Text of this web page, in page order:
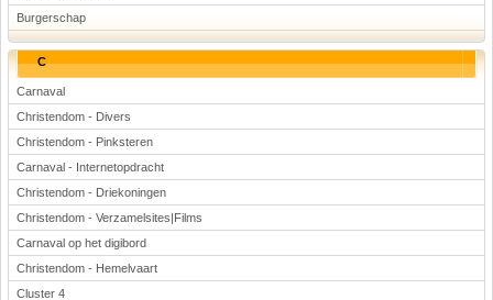
Burgerschap
C
Carnaval
Christendom - Divers
Christendom - Pinksteren
Carnaval - Internetopdracht
Christendom - Driekoningen
Christendom - Verzamelsites|Films
Carnaval op het digibord
Christendom - Hemelvaart
Cluster 4